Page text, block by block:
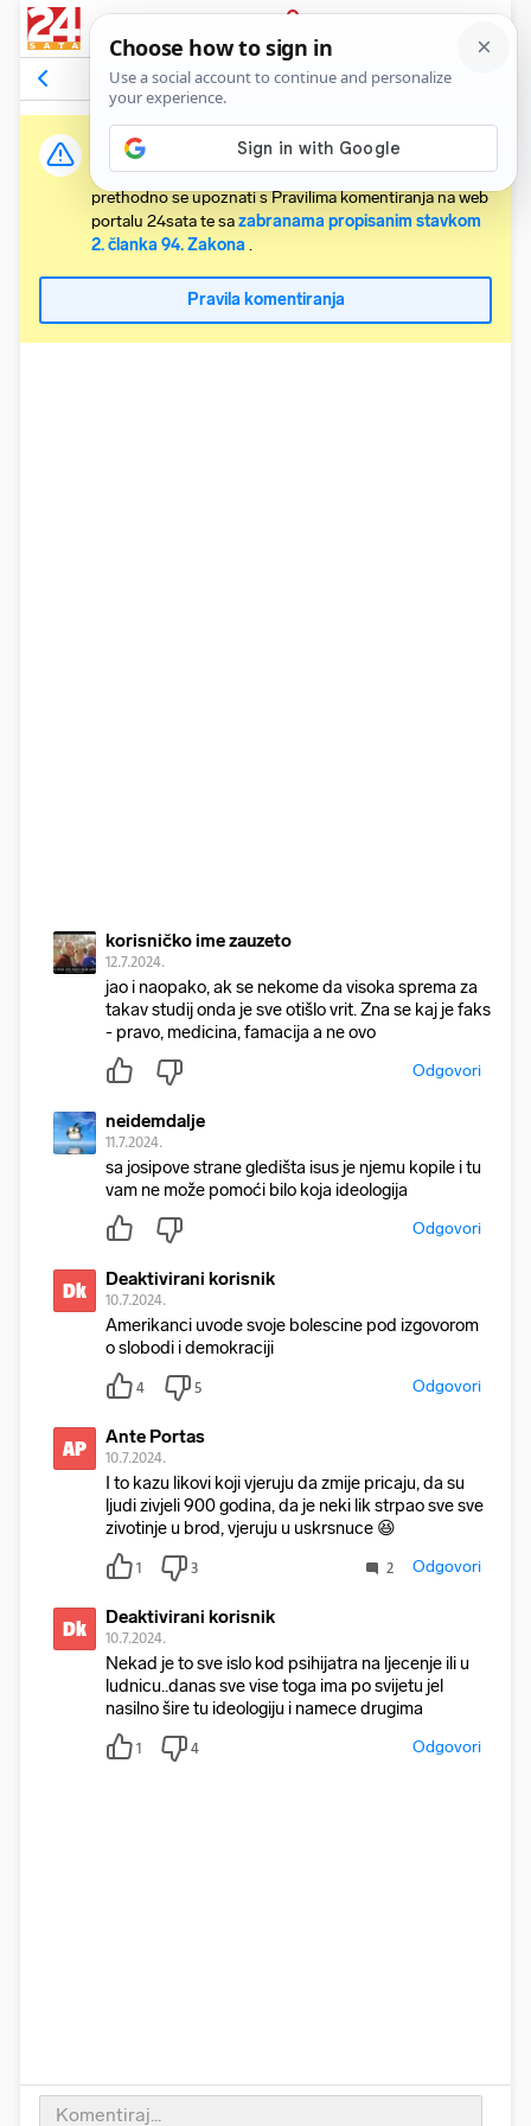
PRIJAVA
Komentari7 Relevantni
Važna obavijest:
Svaki korisnik koji želi komentirati članke obvezan je
prethodno se upoznati s Pravilima komentiranja na web
portalu 24sata te sazabranama propisanim stavkom
2. članka 94. Zakona .
Pravila komentiranja
korisničko ime zauzeto
12.7.2024.
jao i naopako, ak se nekome da visoka sprema za
takav studij onda je sve otišlo vrit. Zna se kaj je faks
- pravo, medicina, famacija a ne ovo
Odgovori
neidemdalje
11.7.2024.
sa josipove strane gledišta isus je njemu kopile i tu
vam ne može pomoći bilo koja ideologija
Odgovori
Dk Deaktivirani korisnik
10.7.2024.
Amerikanci uvode svoje bolescine pod izgovorom
o slobodi i demokraciji
4 5 Odgovori
AP Ante Portas
10.7.2024.
I to kazu likovi koji vjeruju da zmije pricaju, da su
ljudi zivjeli 900 godina, da je neki lik strpao sve sve
zivotinje u brod, vjeruju u uskrsnuce 😆
1 3 2 Odgovori
Dk Deaktivirani korisnik
10.7.2024.
Nekad je to sve islo kod psihijatra na ljecenje ili u
ludnicu..danas sve vise toga ima po svijetu jel
nasilno šire tu ideologiju i namece drugima
1 4 Odgovori